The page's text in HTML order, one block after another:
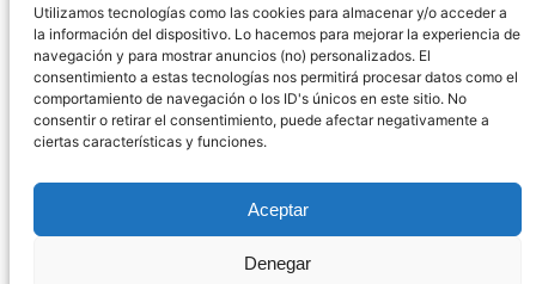
Utilizamos tecnologías como las cookies para almacenar y/o acceder a
la información del dispositivo. Lo hacemos para mejorar la experiencia de
navegación y para mostrar anuncios (no) personalizados. El
consentimiento a estas tecnologías nos permitirá procesar datos como el
comportamiento de navegación o los ID's únicos en este sitio. No
consentir o retirar el consentimiento, puede afectar negativamente a
ciertas características y funciones.
Aceptar
Denegar
Descargo de Responsabilidad
Declaración de Privacidad Política de cookies
WordPress